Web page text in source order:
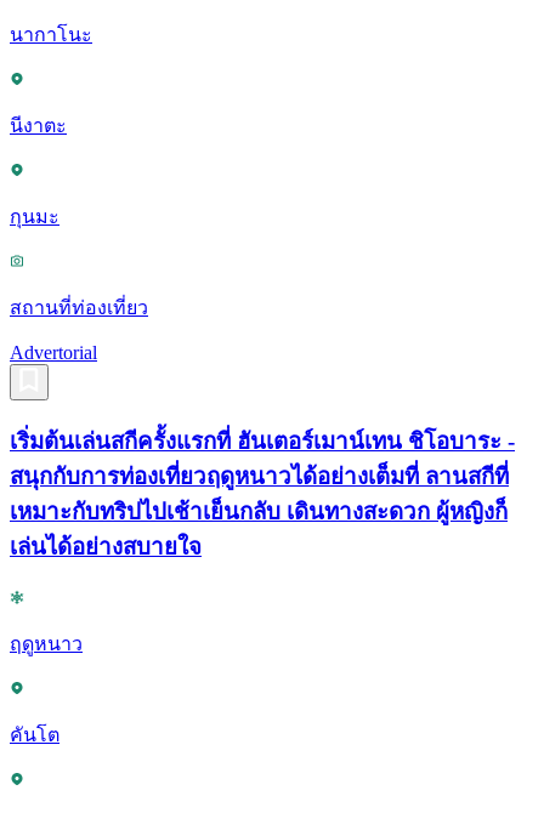
นากาโนะ
นีงาตะ
กุนมะ
สถานที่ท่องเที่ยว
Advertorial
เริ่มต้นเล่นสกีครั้งแรกที่ ฮันเตอร์เมาน์เทน ชิโอบาระ -
สนุกกับการท่องเที่ยวฤดูหนาวได้อย่างเต็มที่ ลานสกีที่
เหมาะกับทริปไปเช้าเย็นกลับ เดินทางสะดวก ผู้หญิงก็
เล่นได้อย่างสบายใจ
ฤดูหนาว
คันโต